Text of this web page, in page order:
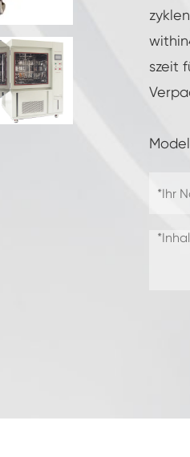
Klima-und Temperatur prüf
Gefrier widerstands prüf
Heiße kalte Temperatur prüf
Konstantes Klima kabinett
szeit